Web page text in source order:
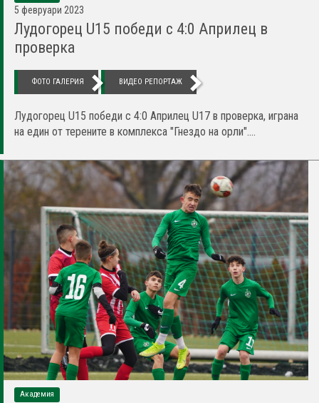
5 февруари 2023
Лудогорец U15 победи с 4:0 Априлец в
проверка
ФОТО ГАЛЕРИЯ ВИДЕО РЕПОРТАЖ
Лудогорец U15 победи с 4:0 Априлец U17 в проверка, играна
на един от терените в комплекса "Гнездо на орли"....
Академия